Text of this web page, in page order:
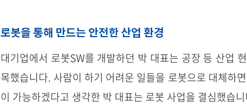
로봇을 통해 만드는 안전한 산업 환경
대기업에서 로봇SW를 개발하던 박 대표는 공장 등 산업
목했습니다. 사람이 하기 어려운 일들을 로봇으로 대체하
이 가능하겠다고 생각한 박 대표는 로봇 사업을 결심했습